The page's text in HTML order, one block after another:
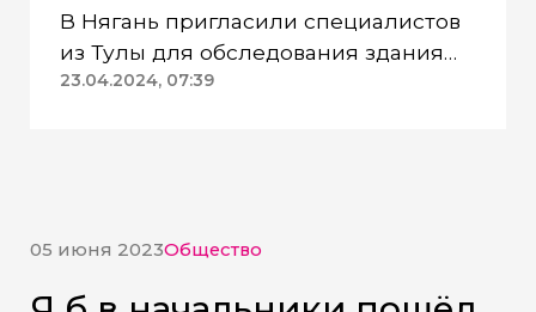
В Нягань пригласили специалистов
из Тулы для обследования здания
ДК «Геолог»
23.04.2024, 07:39
05 июня 2023Общество